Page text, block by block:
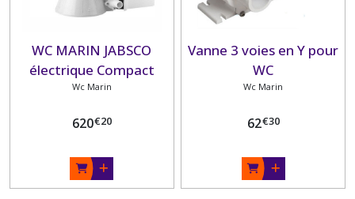
WC MARIN JABSCO
électrique Compact
Wc Marin
620€20
Vanne 3 voies en Y pour
WC
Wc Marin
62€30